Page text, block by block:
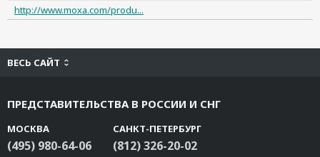
http://www.moxa.com/produ...
ВЕСЬ САЙТ
ПРЕДСТАВИТЕЛЬСТВА В РОССИИ И СНГ
МОСКВА
(495) 980-64-06
САНКТ-ПЕТЕРБУРГ
(812) 326-20-02